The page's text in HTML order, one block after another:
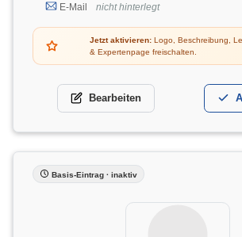
E-Mail
nicht hinterlegt
Jetzt aktivieren: Logo, Beschreibung,
& Expertenpage freischalten.
Bearbeiten
Basis-Eintrag · inaktiv